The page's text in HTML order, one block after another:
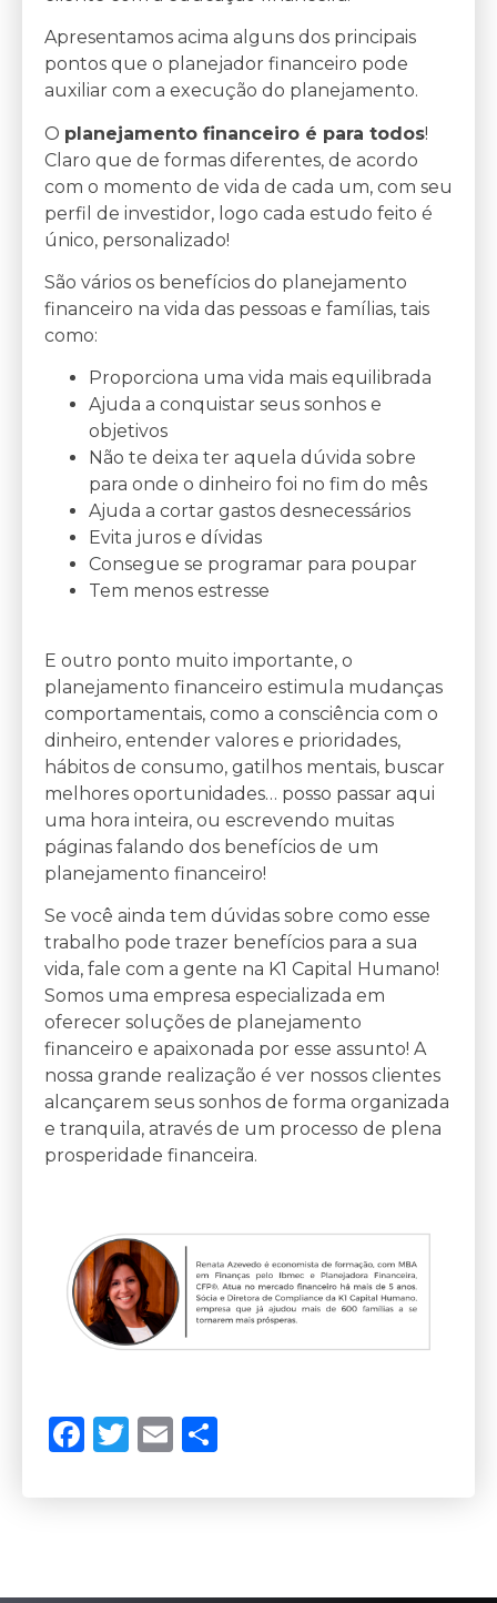
Apresentamos acima alguns dos principais
pontos que o planejador financeiro pode
auxiliar com a execução do planejamento.
O planejamento financeiro é para todos!
Claro que de formas diferentes, de acordo
com o momento de vida de cada um, com seu
perfil de investidor, logo cada estudo feito é
único, personalizado!
São vários os benefícios do planejamento
financeiro na vida das pessoas e famílias, tais
como:
Proporciona uma vida mais equilibrada
Ajuda a conquistar seus sonhos e
objetivos
Não te deixa ter aquela dúvida sobre
para onde o dinheiro foi no fim do mês
Ajuda a cortar gastos desnecessários
Evita juros e dívidas
Consegue se programar para poupar
Tem menos estresse
E outro ponto muito importante, o
planejamento financeiro estimula mudanças
comportamentais, como a consciência com o
dinheiro, entender valores e prioridades,
hábitos de consumo, gatilhos mentais, buscar
melhores oportunidades… posso passar aqui
uma hora inteira, ou escrevendo muitas
páginas falando dos benefícios de um
planejamento financeiro!
Se você ainda tem dúvidas sobre como esse
trabalho pode trazer benefícios para a sua
vida, fale com a gente na K1 Capital Humano!
Somos uma empresa especializada em
oferecer soluções de planejamento
financeiro e apaixonada por esse assunto! A
nossa grande realização é ver nossos clientes
alcançarem seus sonhos de forma organizada
e tranquila, através de um processo de plena
prosperidade financeira.
Facebook
Twitter
Email